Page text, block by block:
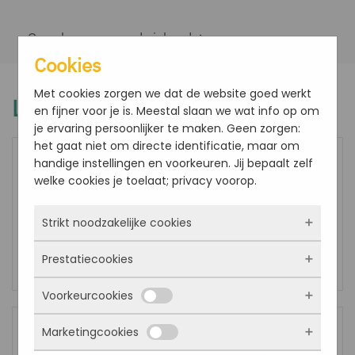
Overslaan en naar de inhoud gaan
Luxe warme broodjes
BAGUETTE RUSTIEK BAL GEHAKT
€ 6.95
Bekijk product
Cookies
Met cookies zorgen we dat de website goed werkt
en fijner voor je is. Meestal slaan we wat info op om
je ervaring persoonlijker te maken. Geen zorgen:
het gaat niet om directe identificatie, maar om
handige instellingen en voorkeuren. Jij bepaalt zelf
welke cookies je toelaat; privacy voorop.
Strikt noodzakelijke cookies
Deze cookies zorgen ervoor dat de website
überhaupt werkt. Ze zijn dus altijd actief en
kunnen niet worden uitgezet. Meestal worden
ze alleen geplaatst als jij iets doet, zoals
inloggen, een formulier invullen of je
Prestatiecookies
Met deze cookies zien we hoe vaak onze site
bezocht wordt, waar bezoekers vandaan
komen en welke pagina’s populair zijn. Zo
Voorkeurcookies
Deze cookies onthouden jouw voorkeuren.
Marketingcookies